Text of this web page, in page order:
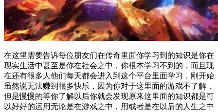
在这里需要告诉每位朋友们在传奇里面你学习到的知识是你在
现实生活中甚至是你在社会之中，你根本学习不到的，而且现
在还有很多人他们每天都会进入到这个平台里面学习，刚开始
虽然说无法赚到很多快乐 ，因为你对于这里面的游戏不了解，
但是慢慢的等你了解以后你就会发现原来这里面的知识都是可
以好好的运用无论是在游戏之中，用或者是在以后的人生之中